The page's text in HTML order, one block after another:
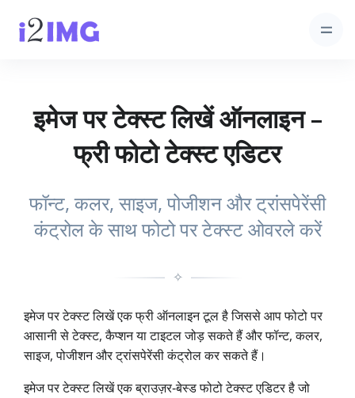
इमेज पर टेक्स्ट लिखें ऑनलाइन –
फ्री फोटो टेक्स्ट एडिटर
फॉन्ट, कलर, साइज, पोजीशन और ट्रांसपेरेंसी
कंट्रोल के साथ फोटो पर टेक्स्ट ओवरले करें
✧
इमेज पर टेक्स्ट लिखें एक फ्री ऑनलाइन टूल है जिससे आप फोटो पर
आसानी से टेक्स्ट, कैप्शन या टाइटल जोड़ सकते हैं और फॉन्ट, कलर,
साइज, पोजीशन और ट्रांसपेरेंसी कंट्रोल कर सकते हैं।
इमेज पर टेक्स्ट लिखें एक ब्राउज़र‑बेस्ड फोटो टेक्स्ट एडिटर है जो